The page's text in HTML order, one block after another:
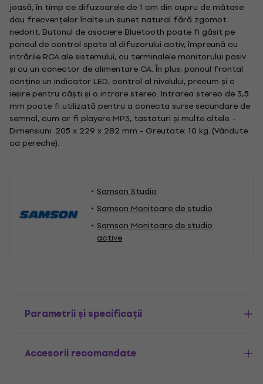
joasă, în timp ce difuzoarele de 1 cm din cupru de mătase
dau frecvențelor înalte un sunet natural fără zgomot
nedorit. Butonul de asociere Bluetooth poate fi găsit pe
panoul de control spate al difuzorului activ, împreună cu
intrările RCA ale sistemului, cu terminalele monitorului pasiv
și cu un conector de alimentare CA. În plus, panoul frontal
conține un indicator LED, control al nivelului, precum și o
ieșire pentru căști și o intrare stereo. Intrarea stereo de 3,5
mm poate fi utilizată pentru a conecta surse secundare de
semnal, cum ar fi playere MP3, tastaturi și multe altele. -
Dimensiuni: 205 x 229 x 282 mm - Greutate: 10 kg. (Vândute
ca pereche).
Samson Studio
Samson Monitoare de studio
Samson Monitoare de studio
active
Parametrii și specificații
Accesorii recomandate